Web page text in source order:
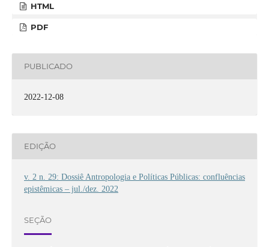
HTML
PDF
PUBLICADO
2022-12-08
EDIÇÃO
v. 2 n. 29: Dossiê Antropologia e Políticas Públicas: confluências
epistêmicas – jul./dez. 2022
SEÇÃO